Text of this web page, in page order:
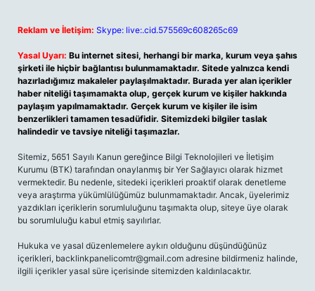
Reklam ve İletişim: Skype: live:.cid.575569c608265c69
Yasal Uyarı: Bu internet sitesi, herhangi bir marka, kurum veya şahıs
şirketi ile hiçbir bağlantısı bulunmamaktadır. Sitede yalnızca kendi
hazırladığımız makaleler paylaşılmaktadır. Burada yer alan içerikler
haber niteliği taşımamakta olup, gerçek kurum ve kişiler hakkında
paylaşım yapılmamaktadır. Gerçek kurum ve kişiler ile isim
benzerlikleri tamamen tesadüfidir. Sitemizdeki bilgiler taslak
halindedir ve tavsiye niteliği taşımazlar.
Sitemiz, 5651 Sayılı Kanun gereğince Bilgi Teknolojileri ve İletişim
Kurumu (BTK) tarafından onaylanmış bir Yer Sağlayıcı olarak hizmet
vermektedir. Bu nedenle, sitedeki içerikleri proaktif olarak denetleme
veya araştırma yükümlülüğümüz bulunmamaktadır. Ancak, üyelerimiz
yazdıkları içeriklerin sorumluluğunu taşımakta olup, siteye üye olarak
bu sorumluluğu kabul etmiş sayılırlar.
Hukuka ve yasal düzenlemelere aykırı olduğunu düşündüğünüz
içerikleri, backlinkpanelicomtr@gmail.com adresine bildirmeniz halinde,
ilgili içerikler yasal süre içerisinde sitemizden kaldırılacaktır.